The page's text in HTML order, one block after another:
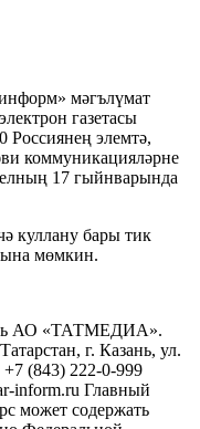
мәгълүмат
газетасы
элемтә,
коммуникацияләрне
елның 17 гыйнварында
куллану бары тик
мөмкин.
АО «ТАТМЕДИА».
г. Казань, ул.
(843) 222-0-999
inform.ru Главный
может содержать